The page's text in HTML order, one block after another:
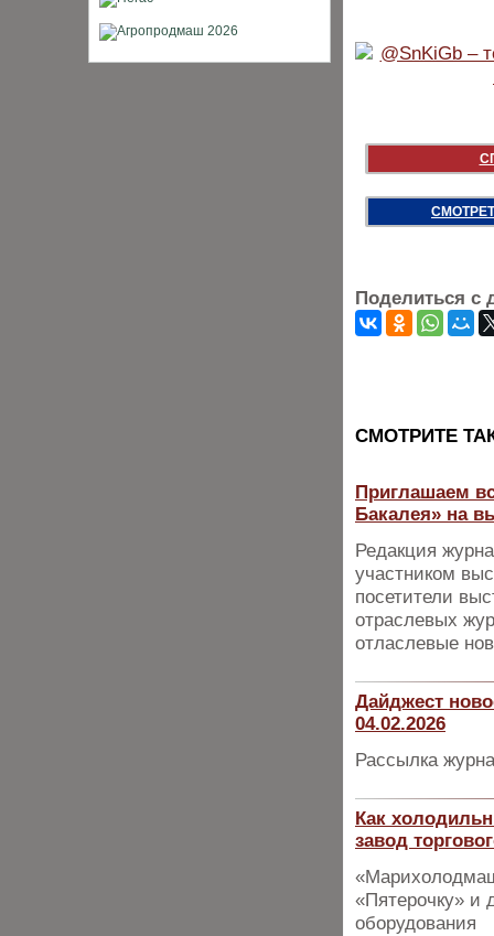
Поделиться с
CМОТРИТЕ
Приглашаем
Бакалея» на
Редакция
участником
посетители
отраслевых
отласлевые
Дайджест
04.02.2026
Рассылка
Как
завод
«Пятерочку» и
оборудования